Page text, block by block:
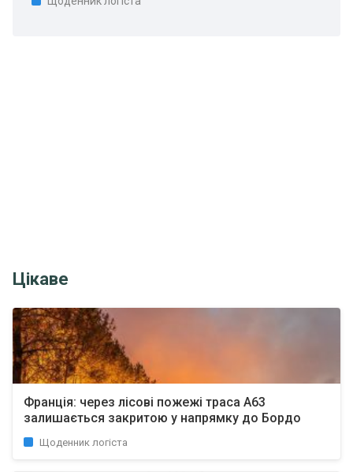
Цікаве
Франція: через лісові пожежі траса A63
залишається закритою у напрямку до Бордо
Щоденник логіста